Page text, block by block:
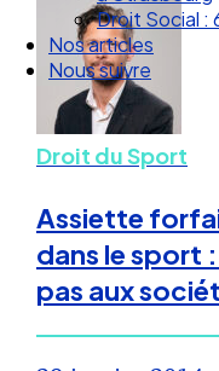
Droit Social :
Nos articles
Nous suivre
Droit du Sport
Assiette
dans le sport
pas aux